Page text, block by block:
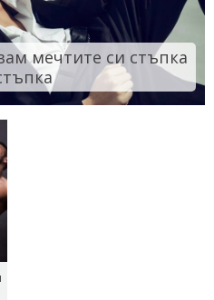
мечтите си стъпка